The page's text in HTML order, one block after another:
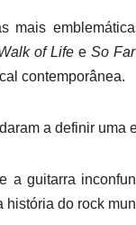
mais
of LifeeSo
contemporânea.
a definir uma
a guitarra
história do rock